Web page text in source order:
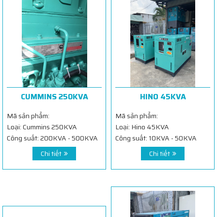
CUMMINS 250KVA
Mã sản phẩm:
Loại: Cummins 250KVA
Công suất: 200KVA - 500KVA
Chi tiết
HINO 45KVA
Mã sản phẩm:
Loại: Hino 45KVA
Công suất: 10KVA - 50KVA
Chi tiết